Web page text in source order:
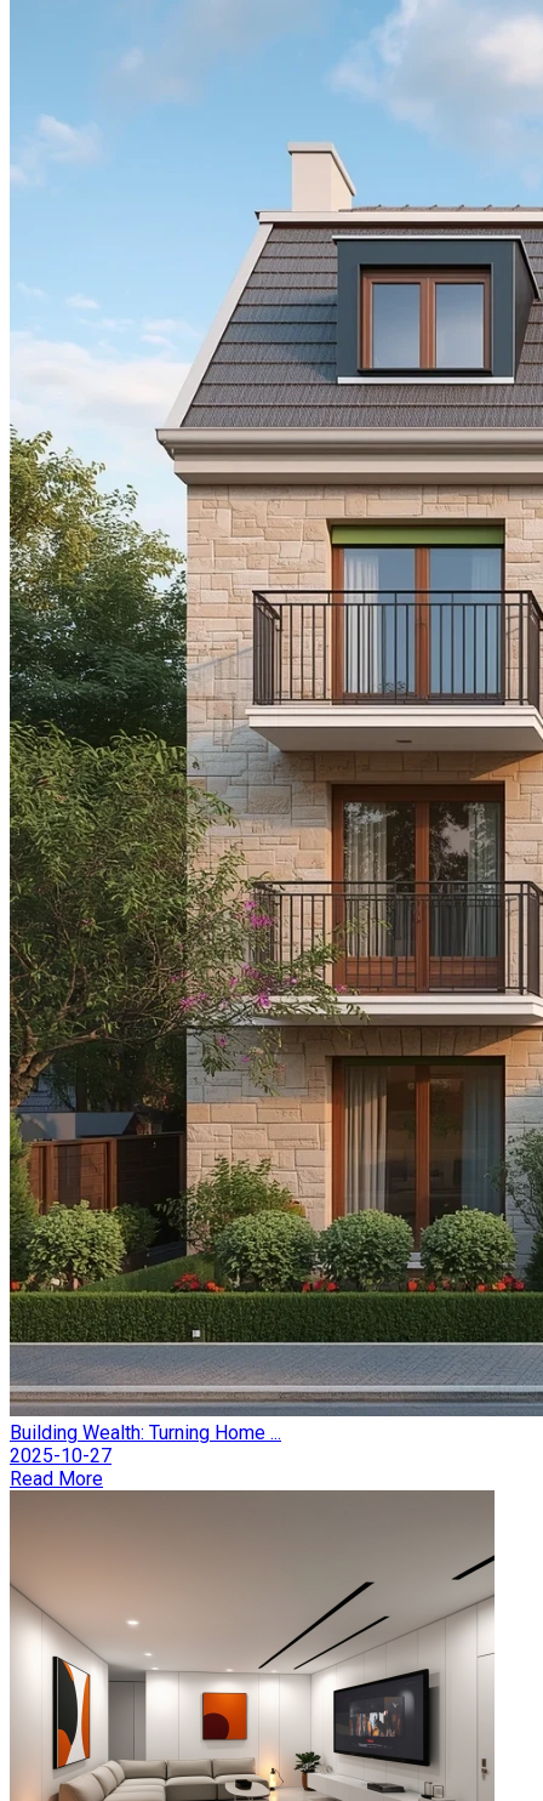
Building Wealth: Turning Home ...
2025-10-27
Read More